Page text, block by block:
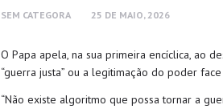
SEM CATEGORA 25 DE MAIO, 2026
O Papa apela, na sua primeira encíclica, ao
“guerra justa” ou a legitimação do poder
“Não existe algoritmo que possa tornar a